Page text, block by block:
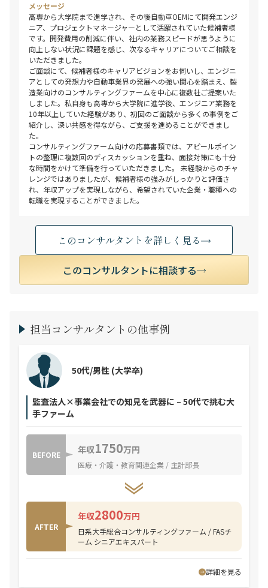
メッセージ
高専から大学院まで進学され、その後自動車OEMにて開発エンジ
ニア、プロジェクトマネージャーとして活躍されていた候補者様
です。開発費用の削減に伴い、社内の業務スピードが思うように
向上しない状況に課題を感じ、次なるキャリアについてご相談を
いただきました。
ご面談にて、候補者様のキャリアビジョンをお伺いし、エンジニ
アとしての発想力や自動車業界の発展への強い関心を踏まえ、製
造業向けのコンサルティングファームを中心に複数社ご提案いた
しました。私自身も高専から大学院に進学後、エンジニア業務を
10年以上していた経験があり、初回のご面談から多くの事例をご
紹介し、深い共感を得ながら、ご支援を進めることができまし
た。
コンサルティングファーム向けの応募書類では、アピールポイン
トの整理に複数回のディスカッションを重ね、面接対策にも十分
な時間をかけて準備を行っていただきました。 未経験からのチャ
レンジではありましたが、候補者様の強みがしっかりと評価さ
れ、年収アップを実現しながら、希望されていた企業・職種への
転職を実現することができました。
このコンサルタントを詳しく見る
このコンサルタントに相談する
担当コンサルタントの他事例
監査法人×事業会社での知見を武器に – 50代で挑む大
手ファーム
50代/男性 (大学卒)
BEFORE 年収1750万円
医療・介護・教育関連企業 / 主計部長
AFTER
年収2800万円
日系大手総合コンサルティングファーム / FASチ
ーム シニアエキスパート
詳細を見る